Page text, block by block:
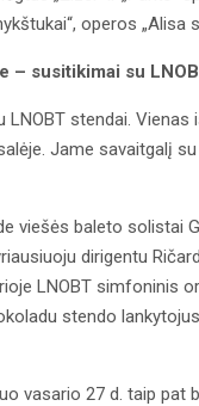
operos „Alisa
– susitikimai su
stendai.
Jame savaitgalį
viešės baleto solistai
dirigentu
LNOBT simfoninis
stendo
vasario 27 d. taip